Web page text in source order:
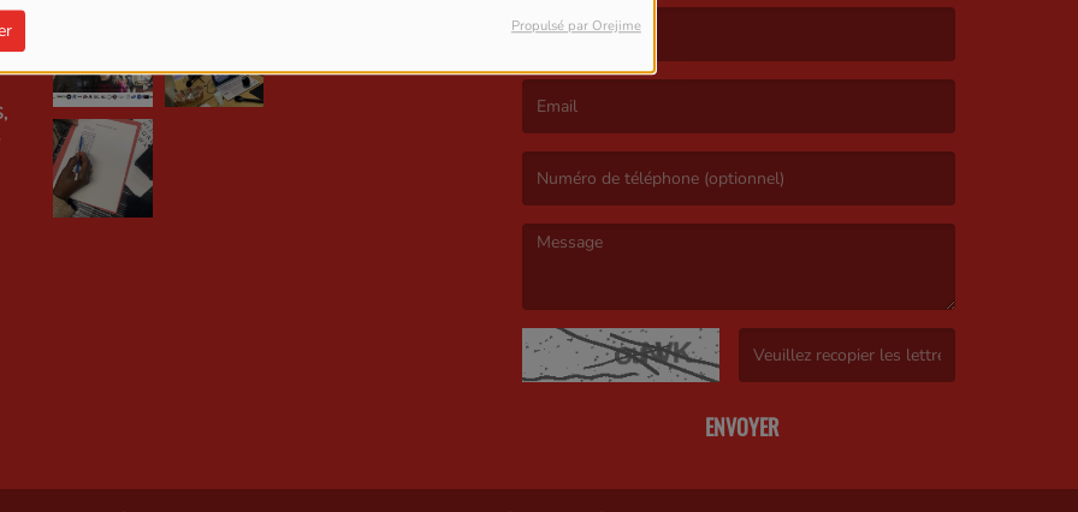
Propulsé par Orejime
(Le nom est obligatoire. )
ENVOYER